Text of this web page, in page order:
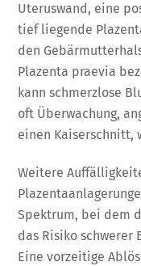
Uteruswand, eine
tief liegende
den
Plazenta praevia
kann schmerzlose
oft Überwachung,
einen Kaiserschnitt,
Weitere
Spektrum, bei dem
das Risiko
Eine vorzeitige